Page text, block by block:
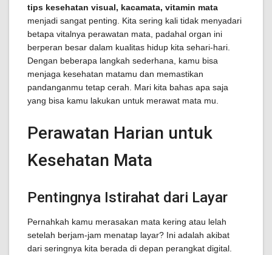
tips kesehatan visual, kacamata, vitamin mata
menjadi sangat penting. Kita sering kali tidak menyadari
betapa vitalnya perawatan mata, padahal organ ini
berperan besar dalam kualitas hidup kita sehari-hari.
Dengan beberapa langkah sederhana, kamu bisa
menjaga kesehatan matamu dan memastikan
pandanganmu tetap cerah. Mari kita bahas apa saja
yang bisa kamu lakukan untuk merawat mata mu.
Perawatan Harian untuk
Kesehatan Mata
Pentingnya Istirahat dari Layar
Pernahkah kamu merasakan mata kering atau lelah
setelah berjam-jam menatap layar? Ini adalah akibat
dari seringnya kita berada di depan perangkat digital.